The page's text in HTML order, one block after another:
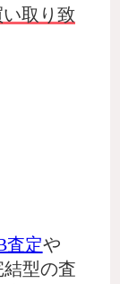
取り致
査定や
型の査